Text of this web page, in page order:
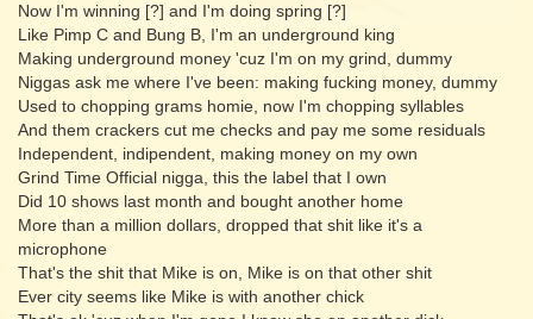
Now I'm winning [?] and I'm doing spring [?]
Like Pimp C and Bung B, I'm an underground king
Making underground money 'cuz I'm on my grind, dummy
Niggas ask me where I've been: making fucking money, dummy
Used to chopping grams homie, now I'm chopping syllables
And them crackers cut me checks and pay me some residuals
Independent, indipendent, making money on my own
Grind Time Official nigga, this the label that I own
Did 10 shows last month and bought another home
More than a million dollars, dropped that shit like it's a
microphone
That's the shit that Mike is on, Mike is on that other shit
Ever city seems like Mike is with another chick